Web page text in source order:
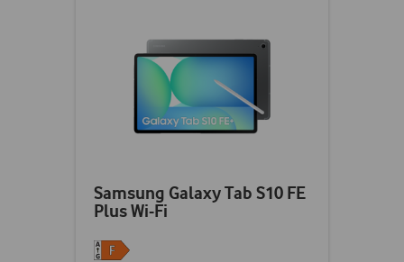
Samsung Galaxy Tab S10 FE
Plus Wi-Fi